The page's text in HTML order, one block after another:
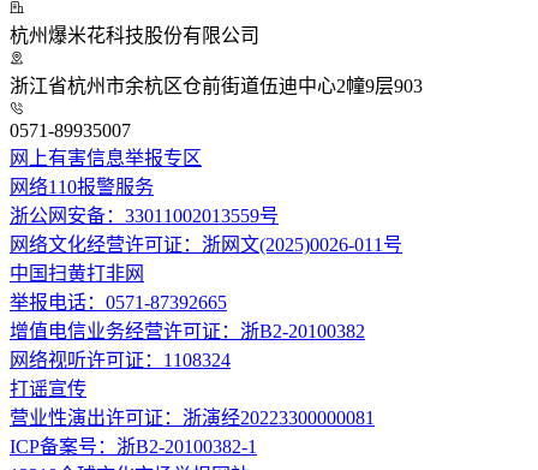
杭州爆米花科技股份有限公司
浙江省杭州市余杭区仓前街道伍迪中心2幢9层903
0571-89935007
网上有害信息举报专区
网络110报警服务
浙公网安备：33011002013559号
网络文化经营许可证：浙网文(2025)0026-011号
中国扫黄打非网
举报电话：0571-87392665
增值电信业务经营许可证：浙B2-20100382
网络视听许可证：1108324
打谣宣传
营业性演出许可证：浙演经20223300000081
ICP备案号：浙B2-20100382-1